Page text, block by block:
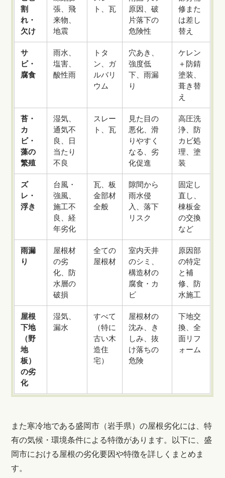
割
れ・
欠け
張、飛
来物、
地震
ト、瓦
原因、破
片落下の
危険性
修また
は差し
替え
サ
ビ・
腐食
雨水、
塩害、
酸性雨
トタ
ン、ガ
ルバリ
ウム
穴あき、
強度低
下、雨漏
り
ケレン
＋防錆
塗装、
葺き替
え
苔・
カ
ビ・
藻の
繁殖
湿気、
通気不
良、日
当たり
不良
スレー
ト、瓦
見た目の
悪化、滑
りやすく
なる、劣
化促進
高圧洗
浄、防
カビ処
理、塗
装
ズ
レ・
浮き
台風・
強風、
施工不
良、経
年劣化
瓦、板
金部材
全般
隙間から
雨水侵
入、落下
リスク
固定し
直し、
棟板金
の交換
など
雨漏
り
屋根材
の劣
化、防
水層の
破損
全ての
屋根材
室内天井
のシミ、
構造材の
腐食・カ
ビ
原因部
の特定
と補
修、防
水施工
屋根
下地
（野
地
板）
の劣
化
湿気、
漏水
すべて
（特に
古い木
造住
宅）
屋根材の
沈み、き
しみ、抜
け落ちの
危険
下地交
換、全
面リフ
ォーム
また寒冷地である盛岡市（岩手県）の屋根劣化には、特
有の気候・環境条件による特徴があります。以下に、盛
岡市における屋根の劣化要因や特徴を詳しくまとめま
す。